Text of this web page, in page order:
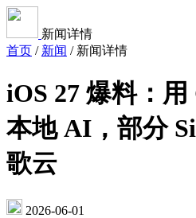
新闻详情
首页 / 新闻 / 新闻详情
iOS 27 爆料：
本地 AI，部分
歌云
2026-06-01